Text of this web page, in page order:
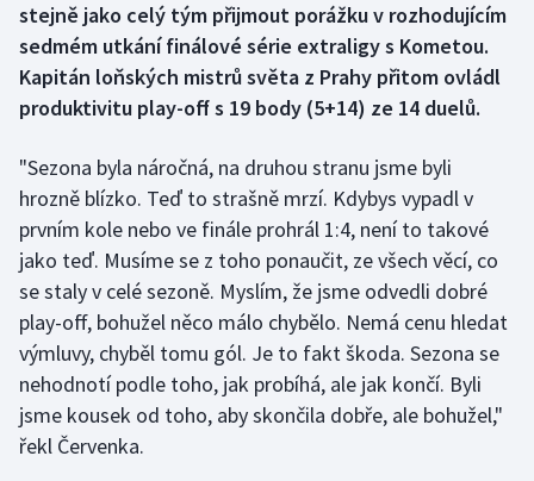
Curling
Dostihy
Florbal
Futsal
Golf
Gymnastika
Házená
Jezdectví
stejně jako celý tým přijmout porážku v rozhodujícím
sedmém utkání finálové série extraligy s Kometou.
Kapitán loňských mistrů světa z Prahy přitom ovládl
produktivitu play-off s 19 body (5+14) ze 14 duelů.
"Sezona byla náročná, na druhou stranu jsme byli
hrozně blízko. Teď to strašně mrzí. Kdybys vypadl v
prvním kole nebo ve finále prohrál 1:4, není to takové
jako teď. Musíme se z toho ponaučit, ze všech věcí, co
se staly v celé sezoně. Myslím, že jsme odvedli dobré
play-off, bohužel něco málo chybělo. Nemá cenu hledat
výmluvy, chyběl tomu gól. Je to fakt škoda. Sezona se
nehodnotí podle toho, jak probíhá, ale jak končí. Byli
jsme kousek od toho, aby skončila dobře, ale bohužel,"
řekl Červenka.